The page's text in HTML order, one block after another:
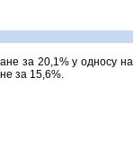
за 20,1% у односу на
за 15,6%.